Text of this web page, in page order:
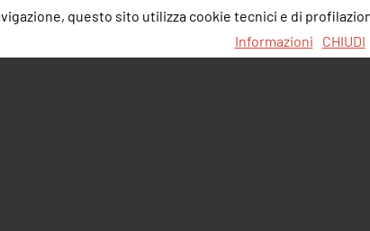
questo sito utilizza cookie tecnici e di
Informazioni
CHIUDI